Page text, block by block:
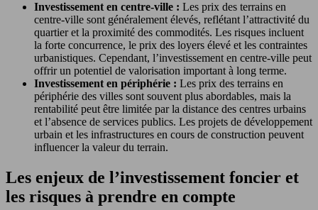
Investissement en centre-ville : Les prix des terrains en
centre-ville sont généralement élevés, reflétant l’attractivité du
quartier et la proximité des commodités. Les risques incluent
la forte concurrence, le prix des loyers élevé et les contraintes
urbanistiques. Cependant, l’investissement en centre-ville peut
offrir un potentiel de valorisation important à long terme.
Investissement en périphérie : Les prix des terrains en
périphérie des villes sont souvent plus abordables, mais la
rentabilité peut être limitée par la distance des centres urbains
et l’absence de services publics. Les projets de développement
urbain et les infrastructures en cours de construction peuvent
influencer la valeur du terrain.
Les enjeux de l’investissement foncier et
les risques à prendre en compte